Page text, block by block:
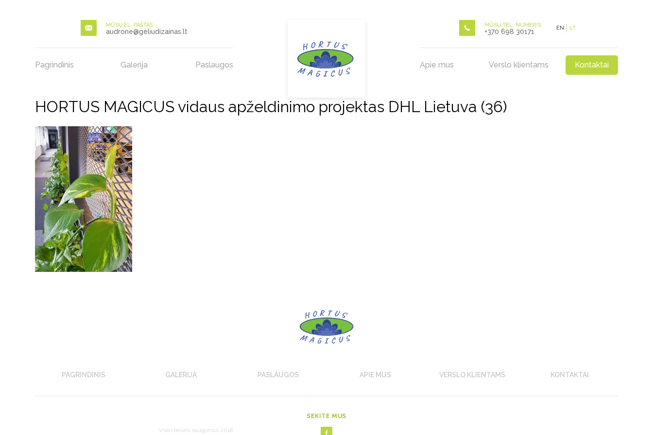
MŪSŲ EL. PAŠTAS
audrone@geliudizainas.lt
Pagrindinis Galerija Paslaugos
MŪSŲ TEL. NUMERIS
+370 698 30171 EN LT
Apie mus Verslo klientams Kontaktai
HORTUS MAGICUS vidaus apželdinimo projektas DHL Lietuva (36)
PAGRINDINIS GALERIJA PASLAUGOS APIE MUS VERSLO KLIENTAMS KONTAKTAI
Visos teisės saugomos 2018
SEKITE MUS